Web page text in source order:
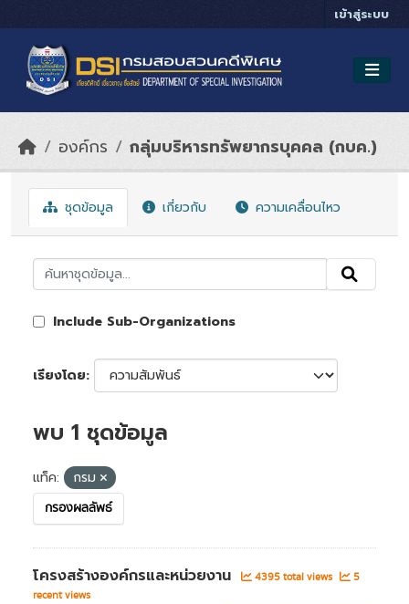
เข้าสู่ระบบ
องค์กร กลุ่มบริหารทรัพยากรบุคคล (กบค.)
ชุดข้อมูล เกี่ยวกับ ความเคลื่อนไหว
Include Sub-Organizations
เรียงโดย
พบ 1 ชุดข้อมูล
แท็ค: กรม
กรองผลลัพธ์
โครงสร้างองค์กรและหน่วยงาน 4395 total views
5
recent views